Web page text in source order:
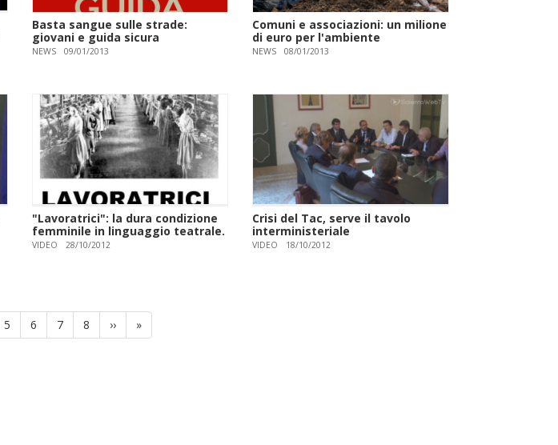
Basta sangue sulle strade:
giovani e guida sicura
NEWS 09/01/2013
Comuni e associazioni: un milione
di euro per l'ambiente
NEWS 08/01/2013
"Lavoratrici": la dura condizione
femminile in linguaggio teatrale.
VIDEO 28/10/2012
Crisi del Tac, serve il tavolo
interministeriale
VIDEO 18/10/2012
Page
5 Page
6 Page
7 Page
8
Pagina
successiva
››
Ultima
pagina
»